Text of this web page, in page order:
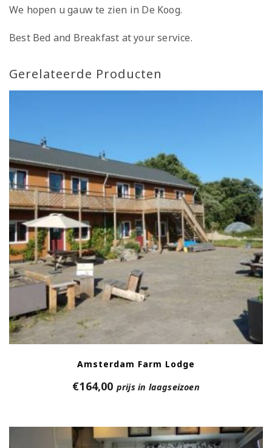
We hopen u gauw te zien in De Koog.
Best Bed and Breakfast at your service.
Gerelateerde Producten
Amsterdam Farm Lodge
€164,00 prijs in laagseizoen